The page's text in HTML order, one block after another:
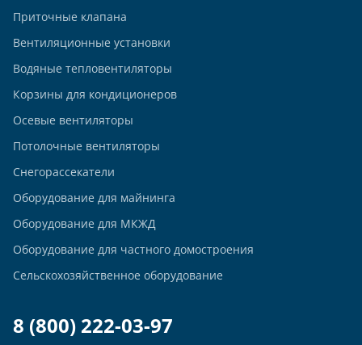
Приточные клапана
Вентиляционные установки
Водяные тепловентиляторы
Корзины для кондиционеров
Осевые вентиляторы
Потолочные вентиляторы
Снегорассекатели
Оборудование для майнинга
Оборудование для МКЖД
Оборудование для частного домостроения
Сельскохозяйственное оборудование
8 (800) 222-03-97